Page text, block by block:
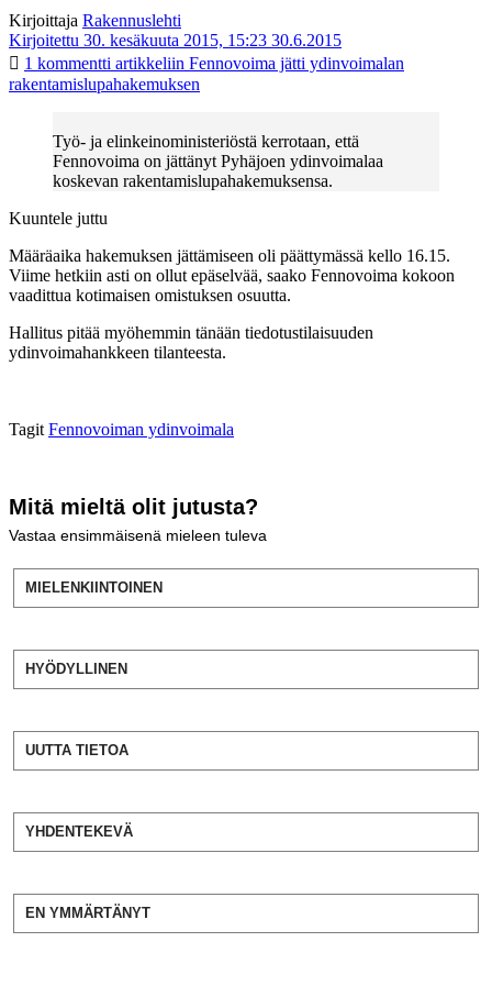
Kirjoittaja Rakennuslehti
Kirjoitettu 30. kesäkuuta 2015, 15:23 30.6.2015
1 kommentti artikkeliin Fennovoima jätti ydinvoimalan
rakentamislupahakemuksen
Työ- ja elinkeinoministeriöstä kerrotaan, että
Fennovoima on jättänyt Pyhäjoen ydinvoimalaa
koskevan rakentamislupahakemuksensa.
Kuuntele juttu
Määräaika hakemuksen jättämiseen oli päättymässä kello 16.15.
Viime hetkiin asti on ollut epäselvää, saako Fennovoima kokoon
vaadittua kotimaisen omistuksen osuutta.
Hallitus pitää myöhemmin tänään tiedotustilaisuuden
ydinvoimahankkeen tilanteesta.
Tagit Fennovoiman ydinvoimala
Mitä mieltä olit jutusta?
Vastaa ensimmäisenä mieleen tuleva
MIELENKIINTOINEN
HYÖDYLLINEN
UUTTA TIETOA
YHDENTEKEVÄ
EN YMMÄRTÄNYT